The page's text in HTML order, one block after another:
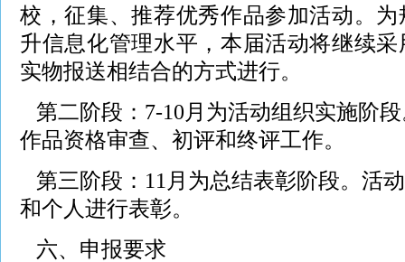
校，征集、推荐优秀作品参加活动。
升信息化管理水平，本届活动将继续
实物报送相结合的方式进行。
第二阶段：7-10月为活动组织实施阶
作品资格审查、初评和终评工作。
第三阶段：11月为总结表彰阶段。活
和个人进行表彰。
六、申报要求